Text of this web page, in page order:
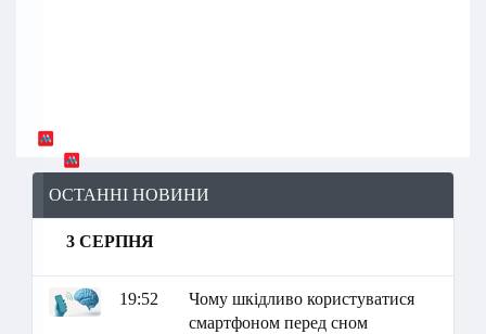
ОСТАННІ НОВИНИ
3 СЕРПНЯ
19:52
Чому шкідливо користуватися
смартфоном перед сном